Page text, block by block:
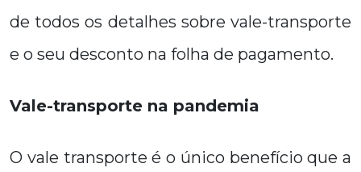
de todos os detalhes sobre vale-transporte
e o seu desconto na folha de pagamento.
Vale-transporte na pandemia
O vale transporte é o único benefício que a